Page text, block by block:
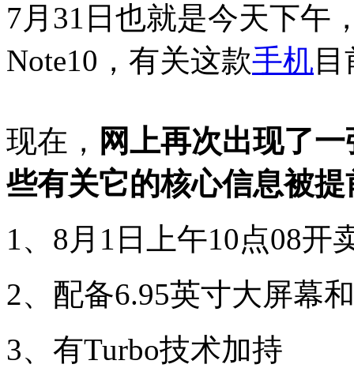
7月31日也就是今天下午
Note10，有关这款手机
现在， 网上再次出现了一
些有关它的核心信息被
1、8月1日上午10点08开
2、配备6.95英寸大屏幕
3、有Turbo技术加持